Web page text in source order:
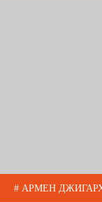
# АРМЕН